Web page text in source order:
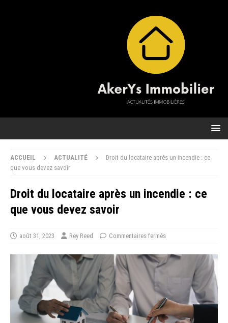
ACCUEIL ACTUALITÉ
Droit du locataire après un incendie : ce
que vous devez savoir
Droit du locataire après un incendie : ce
que vous devez savoir
août 31, 2023 Rey Reed Commentaires fermés